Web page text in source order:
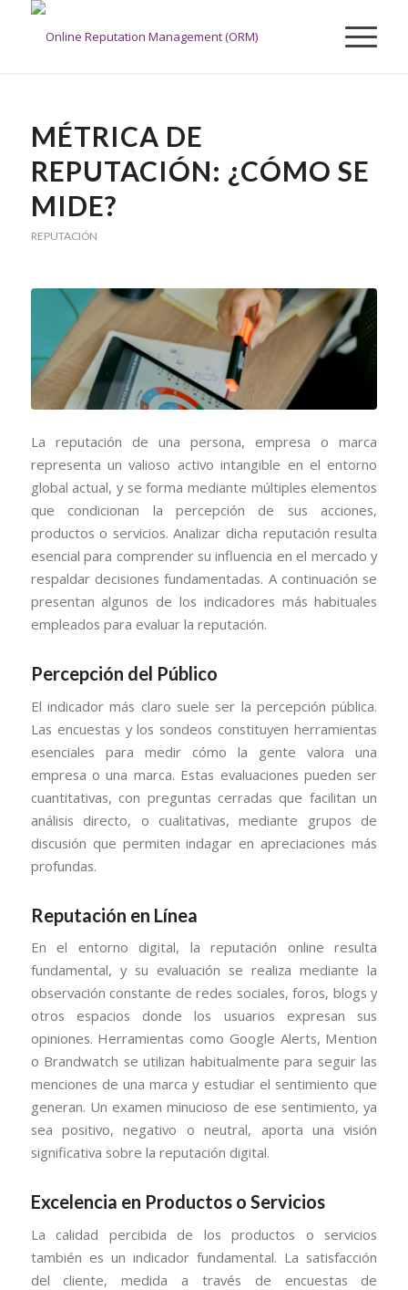
MÉTRICA DE
REPUTACIÓN: ¿CÓMO SE
MIDE?
REPUTACIÓN
La reputación de una persona, empresa o marca
representa un valioso activo intangible en el entorno
global actual, y se forma mediante múltiples elementos
que condicionan la percepción de sus acciones,
productos o servicios. Analizar dicha reputación resulta
esencial para comprender su influencia en el mercado y
respaldar decisiones fundamentadas. A continuación se
presentan algunos de los indicadores más habituales
empleados para evaluar la reputación.
Percepción del Público
El indicador más claro suele ser la percepción pública.
Las encuestas y los sondeos constituyen herramientas
esenciales para medir cómo la gente valora una
empresa o una marca. Estas evaluaciones pueden ser
cuantitativas, con preguntas cerradas que facilitan un
análisis directo, o cualitativas, mediante grupos de
discusión que permiten indagar en apreciaciones más
profundas.
Reputación en Línea
En el entorno digital, la reputación online resulta
fundamental, y su evaluación se realiza mediante la
observación constante de redes sociales, foros, blogs y
otros espacios donde los usuarios expresan sus
opiniones. Herramientas como Google Alerts, Mention
o Brandwatch se utilizan habitualmente para seguir las
menciones de una marca y estudiar el sentimiento que
generan. Un examen minucioso de ese sentimiento, ya
sea positivo, negativo o neutral, aporta una visión
significativa sobre la reputación digital.
Excelencia en Productos o Servicios
La calidad percibida de los productos o servicios
también es un indicador fundamental. La satisfacción
del cliente, medida a través de encuestas de